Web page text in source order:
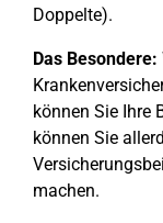
Doppelte).
Das Besondere:
können Sie Ihre
können Sie
machen.